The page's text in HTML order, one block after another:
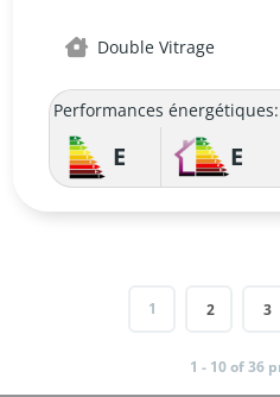
Double Vitrage
Performances énergétiques:
E E
1 2 3
1 - 10 of 36